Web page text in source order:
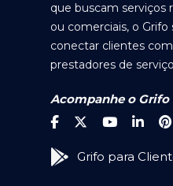
que buscam serviços
ou comerciais, o Grifo
conectar clientes
prestadores de
Acompanhe o Grifo
Grifo para